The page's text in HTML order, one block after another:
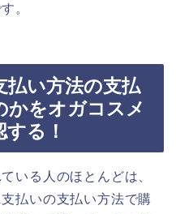
。
払い方法の支払
かをオガコスメ
る！
いる人のほとんどは、
払いの支払い方法で購